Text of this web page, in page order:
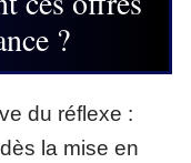
?
du réflexe :
la mise en